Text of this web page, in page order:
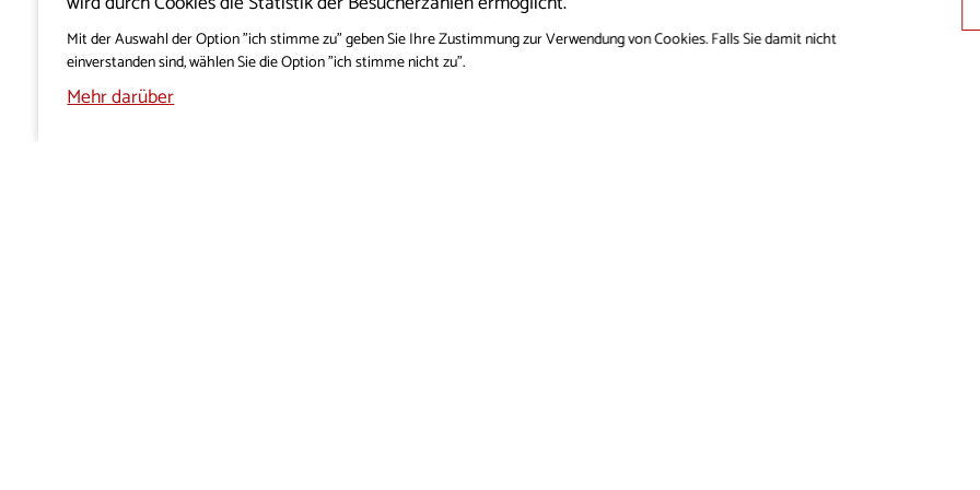
Mit der Auswahl der Option "ich stimme zu" geben Sie Ihre Zustimmung zur Verwendung von Cookies. Falls Sie damit nicht
einverstanden sind, wählen Sie die Option "ich stimme nicht zu".
Mehr darüber